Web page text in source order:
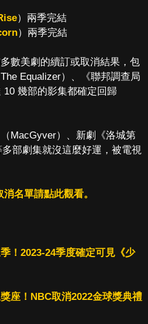
）兩季完結
）兩季完結
數美劇的續訂或取消結果，包
Equalizer）、《聯邦調查局
幾部的影集都確定回歸
MacGyver）、新劇《洛城第
部劇集就沒這麼好運，被電視
名單請點此觀看。
！2023-24季度確定可見《少
座！NBC取消2022金球獎典禮